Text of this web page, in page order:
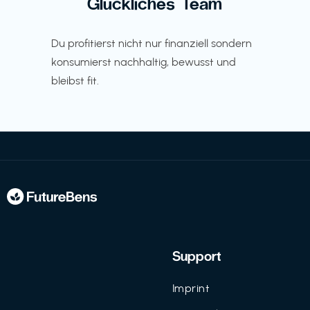
Du profitierst nicht nur finanziell sondern
konsumierst nachhaltig, bewusst und
bleibst fit.
Support
Imprint